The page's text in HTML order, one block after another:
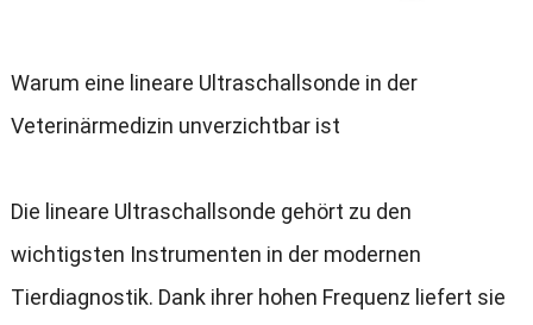
Warum eine lineare Ultraschallsonde in der
Veterinärmedizin unverzichtbar ist
Die lineare Ultraschallsonde gehört zu den
wichtigsten Instrumenten in der modernen
Tierdiagnostik. Dank ihrer hohen Frequenz liefert sie